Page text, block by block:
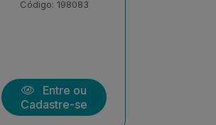
Código: 206547
Entre ou
Cadastre-se